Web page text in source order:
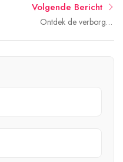
Volgende Bericht
Ontdek de verborgen